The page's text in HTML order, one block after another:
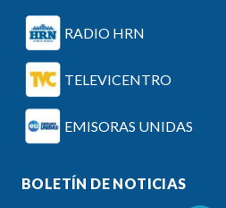
RADIO HRN
TELEVICENTRO
EMISORAS UNIDAS
BOLETÍN DE NOTICIAS